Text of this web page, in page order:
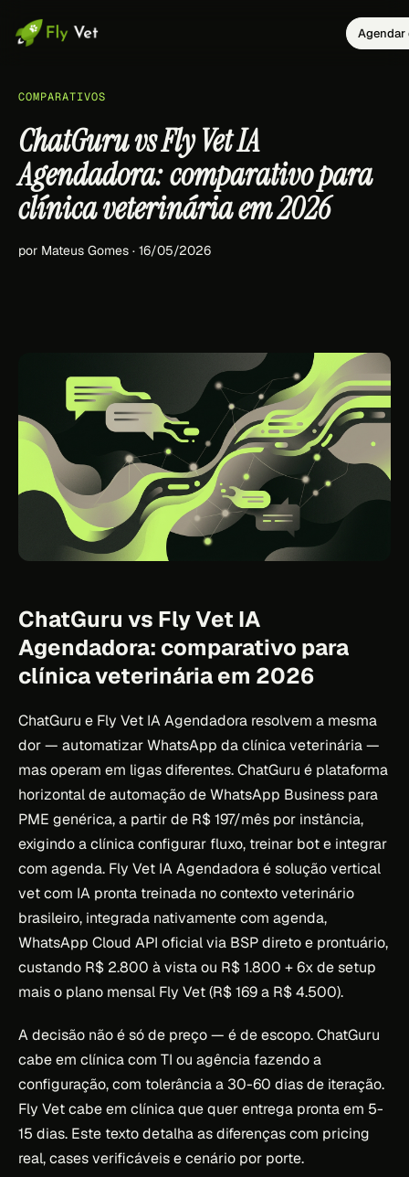
COMPARATIVOS
ChatGuru vs Fly Vet IA
Agendadora: comparativo para
clínica veterinária em 2026
por Mateus Gomes · 16/05/2026
ChatGuru vs Fly Vet IA
Agendadora: comparativo para
clínica veterinária em 2026
ChatGuru e Fly Vet IA Agendadora resolvem a mesma
dor — automatizar WhatsApp da clínica veterinária —
mas operam em ligas diferentes. ChatGuru é plataforma
horizontal de automação de WhatsApp Business para
PME genérica, a partir de R$ 197/mês por instância,
exigindo a clínica configurar fluxo, treinar bot e integrar
com agenda. Fly Vet IA Agendadora é solução vertical
vet com IA pronta treinada no contexto veterinário
brasileiro, integrada nativamente com agenda,
WhatsApp Cloud API oficial via BSP direto e prontuário,
custando R$ 2.800 à vista ou R$ 1.800 + 6x de setup
mais o plano mensal Fly Vet (R$ 169 a R$ 4.500).
A decisão não é só de preço — é de escopo. ChatGuru
cabe em clínica com TI ou agência fazendo a
configuração, com tolerância a 30-60 dias de iteração.
Fly Vet cabe em clínica que quer entrega pronta em 5-
15 dias. Este texto detalha as diferenças com pricing
real, cases verificáveis e cenário por porte.